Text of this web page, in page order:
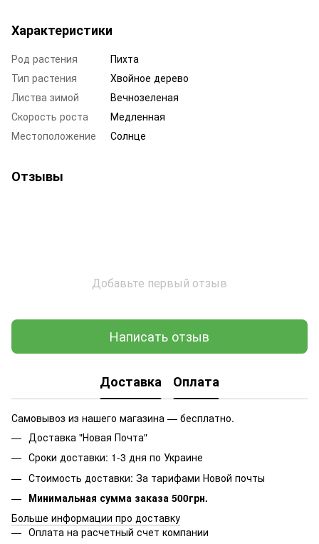
Характеристики
Род растения
Пихта
Тип растения
Хвойное дерево
Листва зимой
Вечнозеленая
Скорость роста
Медленная
Местоположение
Солнце
Отзывы
Добавьте первый отзыв
Написать отзыв
Доставка Оплата
Самовывоз из нашего магазина — бесплатно.
Доставка "Новая Почта"
Сроки доставки: 1-3 дня по Украине
Стоимость доставки: За тарифами Новой почты
Минимальная сумма заказа 500грн.
Больше информации про доставку
Оплата на расчетный счет компании